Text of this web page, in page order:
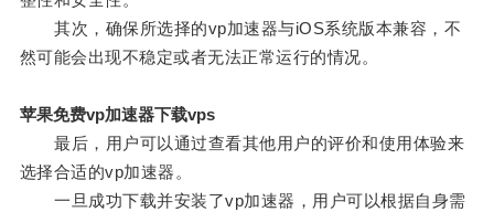
其次，确保所选择的vp加速器与iOS系统版本兼容，不
然可能会出现不稳定或者无法正常运行的情况。
苹果免费vp加速器下载vps
最后，用户可以通过查看其他用户的评价和使用体验来
选择合适的vp加速器。
一旦成功下载并安装了vp加速器，用户可以根据自身需